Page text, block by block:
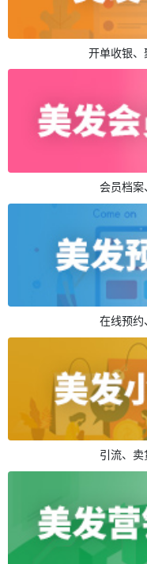
开单收银
会员档
在线预
引流、